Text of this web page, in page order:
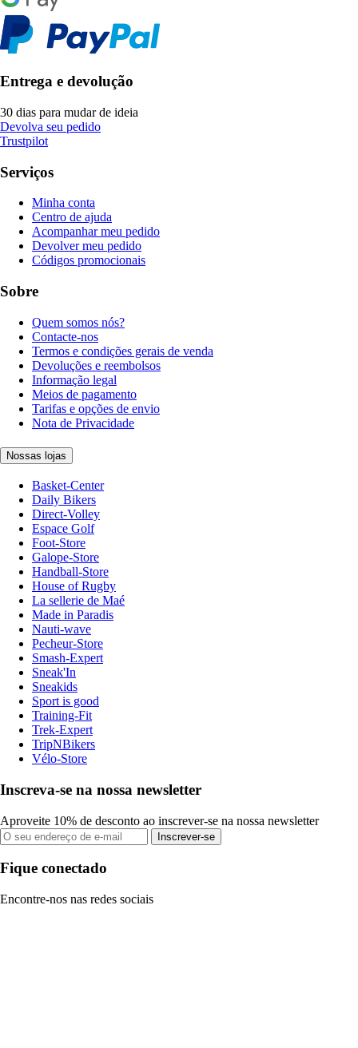
Entrega e devolução
30 dias para mudar de ideia
Devolva seu pedido
Trustpilot
Serviços
Minha conta
Centro de ajuda
Acompanhar meu pedido
Devolver meu pedido
Códigos promocionais
Sobre
Quem somos nós?
Contacte-nos
Termos e condições gerais de venda
Devoluções e reembolsos
Informação legal
Meios de pagamento
Tarifas e opções de envio
Nota de Privacidade
Nossas lojas
Basket-Center
Daily Bikers
Direct-Volley
Espace Golf
Foot-Store
Galope-Store
Handball-Store
House of Rugby
La sellerie de Maé
Made in Paradis
Nauti-wave
Pecheur-Store
Smash-Expert
Sneak'In
Sneakids
Sport is good
Training-Fit
Trek-Expert
TripNBikers
Vélo-Store
Inscreva-se na nossa newsletter
Aproveite 10% de desconto ao inscrever-se na nossa newsletter
Inscrever-se
Fique conectado
Encontre-nos nas redes sociais